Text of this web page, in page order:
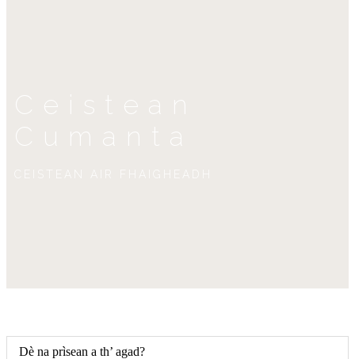
Ceistean
Cumanta
Dè na prìsean a th’ agad?